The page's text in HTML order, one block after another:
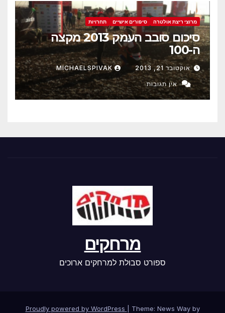
מרוצי ריצת אולטרה סיפורים אישיים תחרויות
סיכום סובב העמק 2013 מקצה
ה-100
אוקטובר 21, 2013 MICHAELSPIVAK
אין תגובות
מרחקים
ספורט סבולת למרחקים ארוכים
Proudly powered by WordPress Theme: News Way by